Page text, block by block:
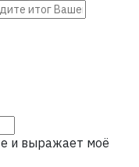
и выражает моё